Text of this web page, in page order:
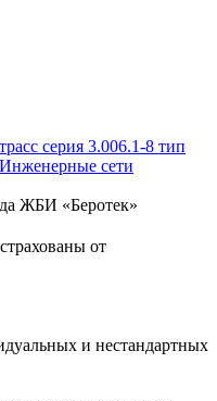
серия 3.006.1-8 тип
Инженерные сети
ЖБИ «Беротек»
от
и нестандартных